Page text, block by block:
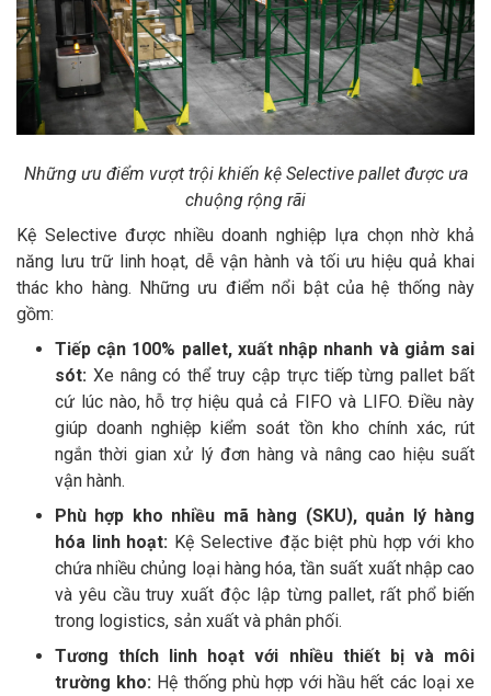
Những ưu điểm vượt trội khiến kệ Selective pallet được ưa
chuộng rộng rãi
Kệ Selective được nhiều doanh nghiệp lựa chọn nhờ khả
năng lưu trữ linh hoạt, dễ vận hành và tối ưu hiệu quả khai
thác kho hàng. Những ưu điểm nổi bật của hệ thống này
gồm:
Tiếp cận 100% pallet, xuất nhập nhanh và giảm sai
sót: Xe nâng có thể truy cập trực tiếp từng pallet bất
cứ lúc nào, hỗ trợ hiệu quả cả FIFO và LIFO. Điều này
giúp doanh nghiệp kiểm soát tồn kho chính xác, rút
ngắn thời gian xử lý đơn hàng và nâng cao hiệu suất
vận hành.
Phù hợp kho nhiều mã hàng (SKU), quản lý hàng
hóa linh hoạt: Kệ Selective đặc biệt phù hợp với kho
chứa nhiều chủng loại hàng hóa, tần suất xuất nhập cao
và yêu cầu truy xuất độc lập từng pallet, rất phổ biến
trong logistics, sản xuất và phân phối.
Tương thích linh hoạt với nhiều thiết bị và môi
trường kho: Hệ thống phù hợp với hầu hết các loại xe